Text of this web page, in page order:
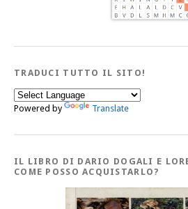
TRADUCI TUTTO IL SITO!
Powered by Translate
IL LIBRO DI DARIO DOGALI E
COME POSSO ACQUISTARLO?